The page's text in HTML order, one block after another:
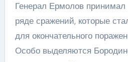
Генерал Ермолов принимал
ряде сражений, которые
для окончательного
Особо выделяются